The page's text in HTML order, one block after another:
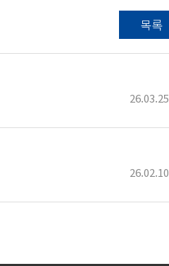
목록
26.03.25
26.02.10